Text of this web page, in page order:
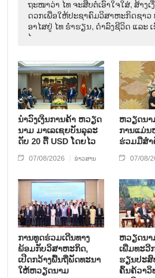
ຖະ​ໜາ​ວ່າ ໄທ​ ຈະ​ສືບ​ຕໍ່​ເອົາ​ໃຈ​ໃສ່, ສ້າງ​ເ
ດວກ​ເພື່ອ​ໃຫ້​ປະ​ຊາ​ຄົມ​ວ​ິ​ສາ​ຫະ​ກິດ​ຊາວ
ອາ​ໄສ​ຢູ່ ໄທ ຮ່ຳ​ຮຽນ, ດຳ​ລົງ​ຊີ​ວິດ ແລະ
ໄທ.
ນຳ​ວົງ​ເງິນ​ການ​ຄ້າ ຫວຽດ​
ນາມ ມາ​ເລ​ເຊຍ​ບັນ​ລຸ​ລະ​
ດັບ 20 ຕື້ USD ໂດຍ​ໄວ
07/08/2026 ຂ່າວສານ
ຫ​ວຽດ​ນາ
ການ​ແມ່ນ​
ຮ່ວມ​ມື​ສ
07/08/
ການ​ທູດ​ຮ່ວມ​ເດີນ​ທາງ​
ພ້ອມກັບ​ວິ​ສາ​ຫະ​ກ​ິດ,
ເປີດກວ້າງ​ພື້ນ​ຖີ່​ພັດ​ທະ​ນາ​
ໃຫ້​ຫວຽດ​ນາມ
ຫວຽດ​ນາ
ເພີ່ມ​ທະ​ວີ​
ຮຽນ​ປະ​ສົ
ຄົ້ນ​ຄ້​ວາ​ວິ​